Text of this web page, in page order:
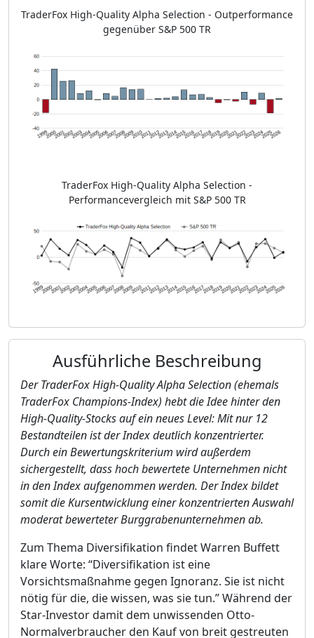
TraderFox High-Quality Alpha Selection - Outperformance
gegenüber S&P 500 TR
TraderFox High-Quality Alpha Selection -
Performancevergleich mit S&P 500 TR
Ausführliche Beschreibung
Der TraderFox High-Quality Alpha Selection (ehemals
TraderFox Champions-Index) hebt die Idee hinter den
High-Quality-Stocks auf ein neues Level: Mit nur 12
Bestandteilen ist der Index deutlich konzentrierter.
Durch ein Bewertungskriterium wird außerdem
sichergestellt, dass hoch bewertete Unternehmen nicht
in den Index aufgenommen werden. Der Index bildet
somit die Kursentwicklung einer konzentrierten Auswahl
moderat bewerteter Burggrabenunternehmen ab.
Zum Thema Diversifikation findet Warren Buffett
klare Worte: “Diversifikation ist eine
Vorsichtsmaßnahme gegen Ignoranz. Sie ist nicht
nötig für die, die wissen, was sie tun.” Während der
Star-Investor damit dem unwissenden Otto-
Normalverbraucher den Kauf von breit gestreuten